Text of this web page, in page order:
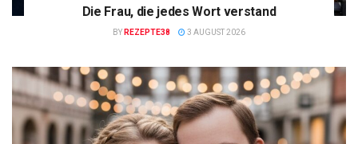
Die Frau, die jedes Wort verstand
BY REZEPTE38 3 AUGUST 2026